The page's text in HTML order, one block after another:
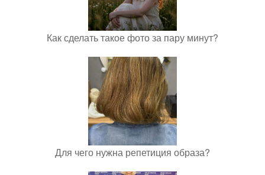
Как сделать такое фото за пару минут?
Для чего нужна репетиция образа?